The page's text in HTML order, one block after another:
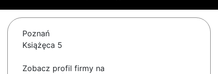
Poznań
Książęca 5
Zobacz profil firmy na